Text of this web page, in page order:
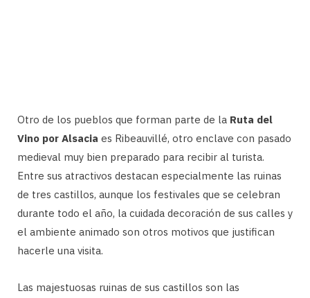
Otro de los pueblos que forman parte de la Ruta del
Vino por Alsacia es Ribeauvillé, otro enclave con pasado
medieval muy bien preparado para recibir al turista.
Entre sus atractivos destacan especialmente las ruinas
de tres castillos, aunque los festivales que se celebran
durante todo el año, la cuidada decoración de sus calles y
el ambiente animado son otros motivos que justifican
hacerle una visita.
Las majestuosas ruinas de sus castillos son las